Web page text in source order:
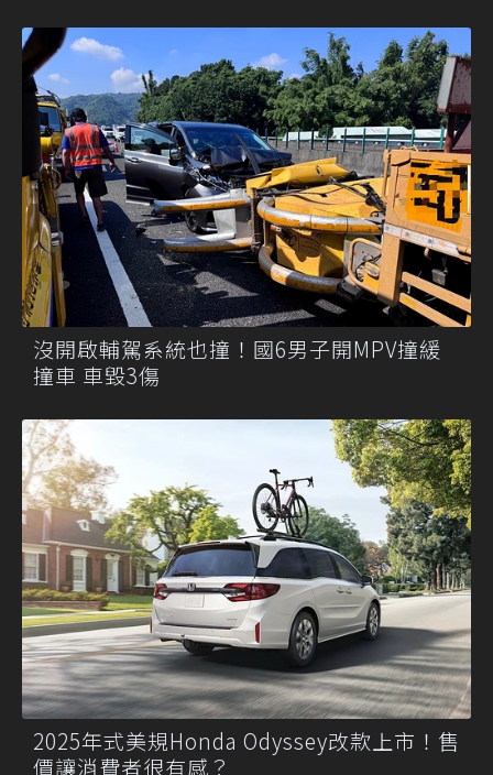
沒開啟輔駕系統也撞！國6男子開MPV撞緩
撞車 車毀3傷
2025年式美規Honda Odyssey改款上市！售
價讓消費者很有感？